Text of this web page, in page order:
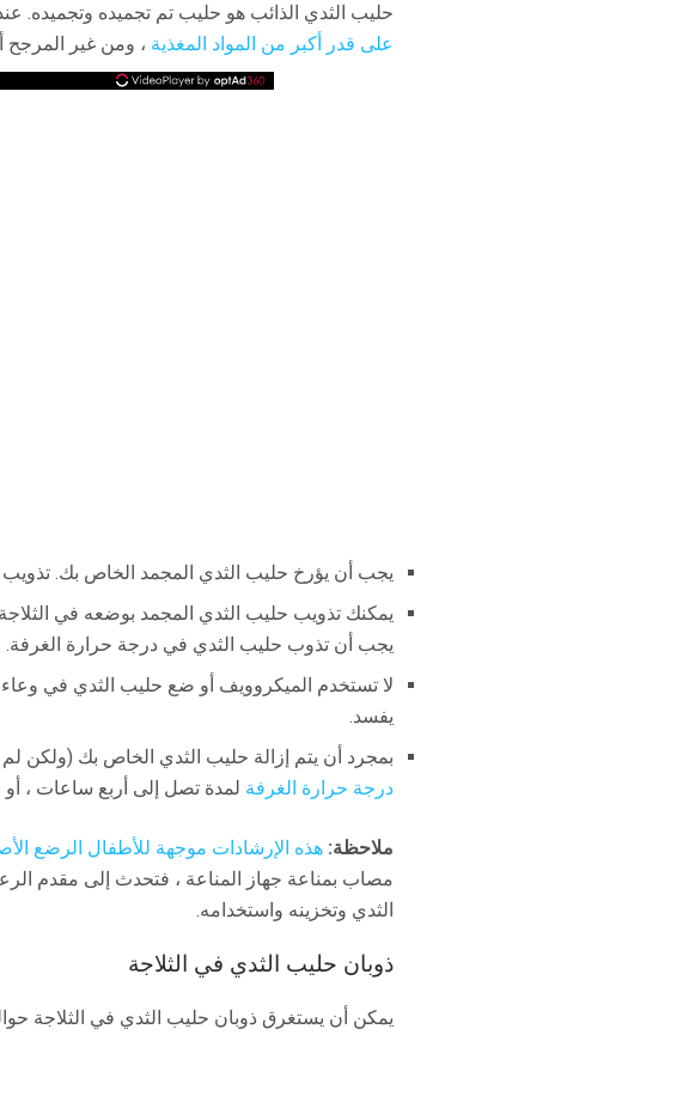
حليب الثدي الذائب هو حليب تم تجميده وتجميده.
على قدر أكبر من المواد المغذية ، ومن غير المرجح
يجب أن يؤرخ حليب الثدي المجمد الخاص بك. تذويب
يمكنك تذويب حليب الثدي المجمد بوضعه في
يجب أن تذوب حليب الثدي في درجة حرارة الغرفة.
لا تستخدم الميكروويف أو ضع حليب الثدي في
يفسد.
بمجرد أن يتم إزالة حليب الثدي الخاص بك (ولكن
درجة حرارة الغرفة لمدة تصل إلى أربع ساعات ، أو
ملاحظة: هذه الإرشادات موجهة للأطفال الرضع
مصاب بمناعة جهاز المناعة ، فتحدث إلى مقدم
الثدي وتخزينه واستخدامه.
ذوبان حليب الثدي في الثلاجة
يمكن أن يستغرق ذوبان حليب الثدي في الثلاجة حوالي 12 ساعة ، لذا تأكد من التخطيط